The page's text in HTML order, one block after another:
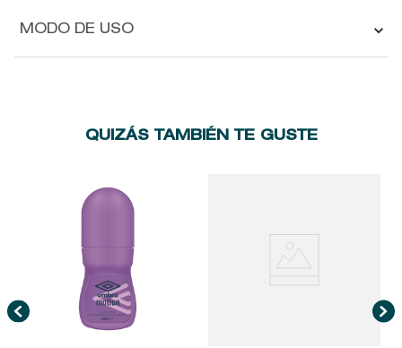
MODO DE USO
QUIZÁS TAMBIÉN TE GUSTE